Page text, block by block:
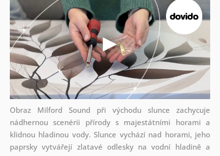
Obraz Milford Sound při východu slunce zachycuje
nádhernou scenérii přírody s majestátními horami a
klidnou hladinou vody. Slunce vychází nad horami, jeho
paprsky vytvářejí zlatavé odlesky na vodní hladině a